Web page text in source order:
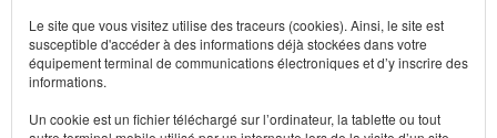
Le site que vous visitez utilise des traceurs (cookies). Ainsi, le site est
susceptible d'accéder à des informations déjà stockées dans votre
équipement terminal de communications électroniques et d’y inscrire des
informations.
Un cookie est un fichier téléchargé sur l’ordinateur, la tablette ou tout